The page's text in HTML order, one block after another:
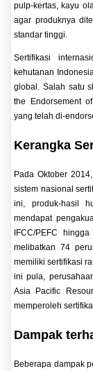
pulp-kertas, kayu
agar produknya
standar tinggi.
Sertifikasi
kehutanan
global. Salah satu
the Endorsement
yang telah di-
Kerangka
Pada Oktober
sistem nasional
ini, produk-hasil
mendapat
IFCC/PEFC
melibatkan 74
memiliki sertifikasi
ini pula,
Asia Pacific
memperoleh
Dampak
Beberapa dampak